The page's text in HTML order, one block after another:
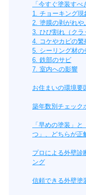
「今すぐ塗装す
1. チョーキング現
2. 塗膜の剥がれや
3. ひび割れ（クラ
4. コケやカビの繁
5. シーリング材の
6. 鉄部のサビ
7. 室内への影響
お住まいの環境要
築年数別チェック
「早めの塗装」
つ」、どちらが正
プロによる外壁診
ング
信頼できる外壁塗